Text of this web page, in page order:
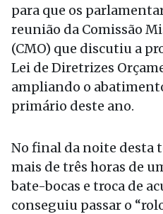
para que os
reunião da Comissão
(CMO) que discutiu a
Lei de Diretrizes
ampliando o
primário deste ano.
No final da noite desta
mais de três horas de
bate-bocas e troca de
conseguiu passar o